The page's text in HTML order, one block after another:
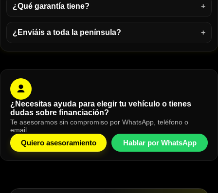
¿Qué garantía tiene?
¿Enviáis a toda la península?
¿Necesitas ayuda para elegir tu vehículo o tienes
dudas sobre financiación?
Te asesoramos sin compromiso por WhatsApp, teléfono o
email.
Quiero asesoramiento Hablar por WhatsApp